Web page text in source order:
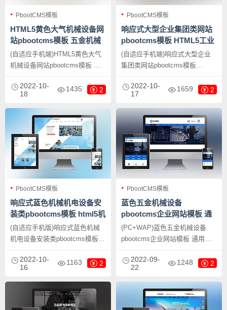
PbootCMS模板
HTML5黄色大气机械设备网
站pbootcms模板 五金机械
通用公司网站源码下载
(自适应手机端)HTML5黄色大气
机械设备网站pbootcms模板 五
PbootCMS内核开发的网站模
板，该模板适用于机械设备网
站、五金机械网站等企业，当然
其他行业也可以做，只需要把文
字图片换成其他行业的即可；
2022-10-
18
1435 2
PbootCMS模板
响应式大型企业集团类网站
pbootcms模板 HTML5工业
机械设备网站源码下载
(自适应手机端)响应式大型企业
集团类网站pbootcms模板
载，PbootCMS内核开发的网站
模板，该模板适用于企业集团网
站模板、工业机械网站源码等企
业，当然其他行业也可以做，只
需要把文字图片换成其他行业的
即可；
2022-10-
17
1659 2
PbootCMS模板
响应式蓝色机械机电设备安
装类pbootcms模板 html5机
电安装工程网站模板下载
(自适应手机版)响应式蓝色机械
机电设备安装类pbootcms模板
载，PbootCMS内核开发的网站
模板，该模板适用于蓝色机械网
站模板、机电设备pbootcms模板
等企业，当然其他行业也可以
做，只需要把文字图片换成其他
2022-10-
16
1163 2
PbootCMS模板
蓝色五金机械设备
pbootcms企业网站模板 通
用营销型网站源码下载
(PC+WAP)蓝色五金机械设备
pbootcms企业网站模板 通用营
内核开发的网站模板，该模板适
用于营销型网站模板、五金机械
网站等企业，当然其他行业也可
以做，只需要把文字图片换成其
他行业的即可；
2022-09-
22
1248 2